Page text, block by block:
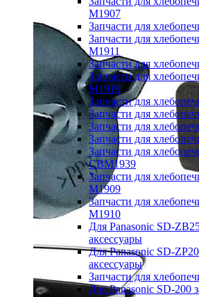
M1907
Запчасти для
Запчасти для
M1911
Запчасти для
Запчасти для
M1919
Запчасти для
Запчасти для
Запчасти для
Запчасти для
Запчасти для
CBM1939
Запчасти для
M1909
Запчасти для
M1910
Для Panasonic SD-
аксессуары
Для Panasonic SD-
аксессуары
Запчасти для
Для Panasonic SD-200